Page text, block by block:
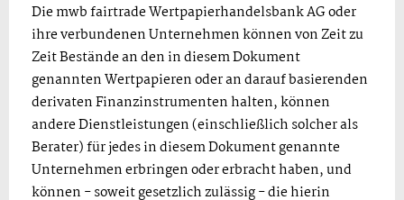
Die mwb fairtrade Wertpapierhandelsbank AG oder
ihre verbundenen Unternehmen können von Zeit zu
Zeit Bestände an den in diesem Dokument
genannten Wertpapieren oder an darauf basierenden
derivaten Finanzinstrumenten halten, können
andere Dienstleistungen (einschließlich solcher als
Berater) für jedes in diesem Dokument genannte
Unternehmen erbringen oder erbracht haben, und
können - soweit gesetzlich zulässig - die hierin